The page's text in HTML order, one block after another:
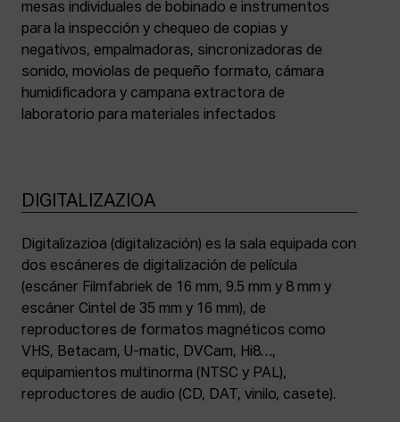
mesas individuales de bobinado e instrumentos
para la inspección y chequeo de copias y
negativos, empalmadoras, sincronizadoras de
sonido, moviolas de pequeño formato, cámara
humidificadora y campana extractora de
laboratorio para materiales infectados
DIGITALIZAZIOA
Digitalizazioa (digitalización) es la sala equipada con
dos escáneres de digitalización de película
(escáner Filmfabriek de 16 mm, 9.5 mm y 8 mm y
escáner Cintel de 35 mm y 16 mm), de
reproductores de formatos magnéticos como
VHS, Betacam, U-matic, DVCam, Hi8…,
equipamientos multinorma (NTSC y PAL),
reproductores de audio (CD, DAT, vinilo, casete).